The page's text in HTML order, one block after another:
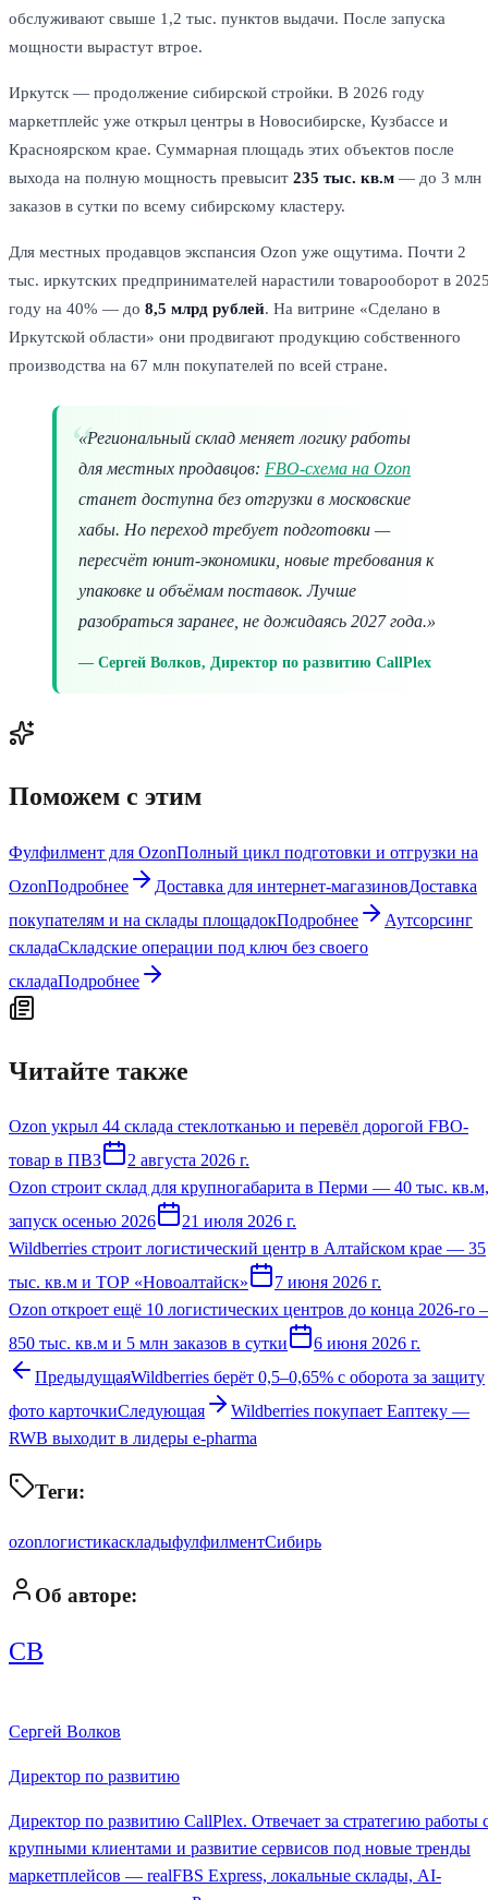
обслуживают свыше 1,2 тыс. пунктов выдачи. После запуска
мощности вырастут втрое.
Иркутск — продолжение сибирской стройки. В 2026 году
маркетплейс уже открыл центры в Новосибирске, Кузбассе и
Красноярском крае. Суммарная площадь этих объектов после
выхода на полную мощность превысит 235 тыс. кв.м — до 3 млн
заказов в сутки по всему сибирскому кластеру.
Для местных продавцов экспансия Ozon уже ощутима. Почти 2
тыс. иркутских предпринимателей нарастили товарооборот в
году на 40% — до 8,5 млрд рублей. На витрине «Сделано в
Иркутской области» они продвигают продукцию собственного
производства на 67 млн покупателей по всей стране.
«Региональный склад меняет логику работы
для местных продавцов: FBO-схема на Ozon
станет доступна без отгрузки в московские
хабы. Но переход требует подготовки —
пересчёт юнит-экономики, новые требования к
упаковке и объёмам поставок. Лучше
разобраться заранее, не дожидаясь 2027 года.»
Сергей Волков, Директор по развитию CallPlex
Поможем с этим
Фулфилмент для OzonПолный цикл подготовки и отгрузки на
OzonПодробнее Доставка для интернет-магазиновДоставка
покупателям и на склады площадокПодробнее
Аутсорсинг
складаСкладские операции под ключ без своего
складаПодробнее
Читайте также
Ozon укрыл 44 склада стеклотканью и перевёл дорогой FBO-
товар в ПВЗ
2 августа 2026 г.
Ozon строит склад для крупногабарита в Перми — 40 тыс. кв.м,
запуск осенью 2026
21 июля 2026 г.
Wildberries строит логистический центр в Алтайском крае — 35
тыс. кв.м и ТОР «Новоалтайск»
7 июня 2026 г.
Ozon откроет ещё 10 логистических центров до конца 2026-го
850 тыс. кв.м и 5 млн заказов в сутки
6 июня 2026 г.
ПредыдущаяWildberries берёт 0,5–0,65% с оборота за защиту
фото карточкиСледующая
Wildberries покупает Еаптеку —
RWB выходит в лидеры e-pharma
Теги:
ozonлогистикаскладыфулфилментСибирь
Об авторе:
СВ
Сергей Волков
Директор по развитию
Директор по развитию CallPlex. Отвечает за стратегию работы
крупными клиентами и развитие сервисов под новые тренды
маркетплейсов — realFBS Express, локальные склады, AI-